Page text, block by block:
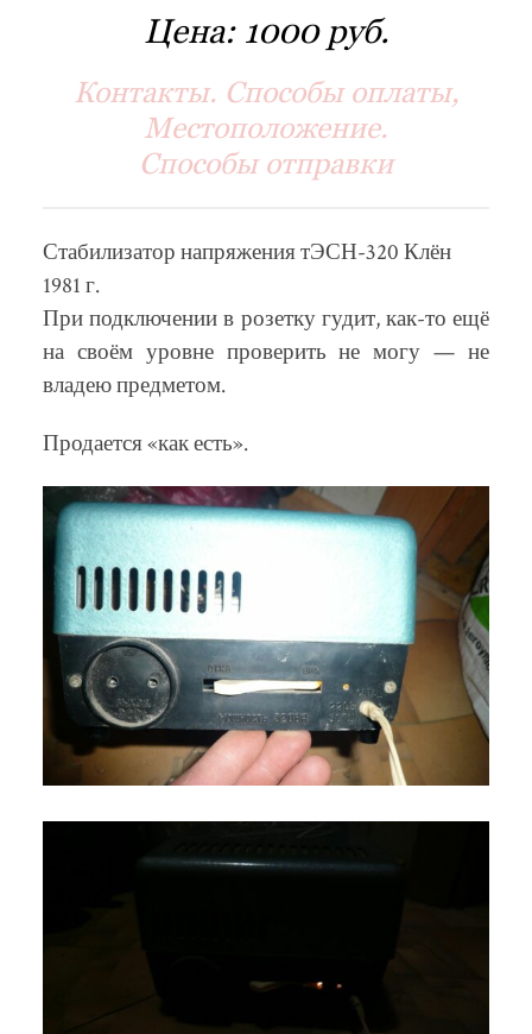
Цена: 1000 руб.
Контакты. Способы оплаты,
Местоположение.
Способы отправки
Стабилизатор напряжения тЭСН-320 Клён
1981 г.
При подключении в розетку гудит, как-то ещё
на своём уровне проверить не могу — не
владею предметом.
Продается «как есть».